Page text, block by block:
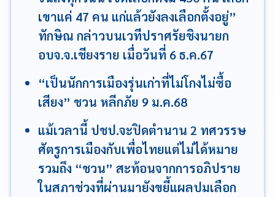
เขาแค่ 47 คน แก่แล้วยังลงเลือกตั้งอยู่”
ทักษิณ กล่าวบนเวทีปราศรัยชิงนายก
อบจ.จ.เชียงราย เมื่อวันที่ 6 ธ.ค.67
“เป็นนักการเมืองรุ่นเก่าที่ไม่โกงไม่ซื้อ
เสียง” ชวน หลีกภัย 9 ม.ค.68
แม้เวลานี้ ปชป.จะปิดตำนาน 2 ทศวรรษ
ศัตรูการเมืองกับเพื่อไทยแต่ไม่ได้หมาย
รวมถึง “ชวน” สะท้อนจากการอภิปราย
ในสภาช่วงที่ผ่านมายังขยี้แผลปมเลือก